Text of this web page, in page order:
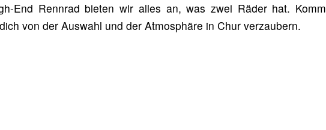
End Rennrad bieten wir alles an, was zwei Räder hat. Komm
von der Auswahl und der Atmosphäre in Chur verzaubern.